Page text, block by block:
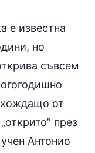
е известна
но
съвсем
от
през
Антонио